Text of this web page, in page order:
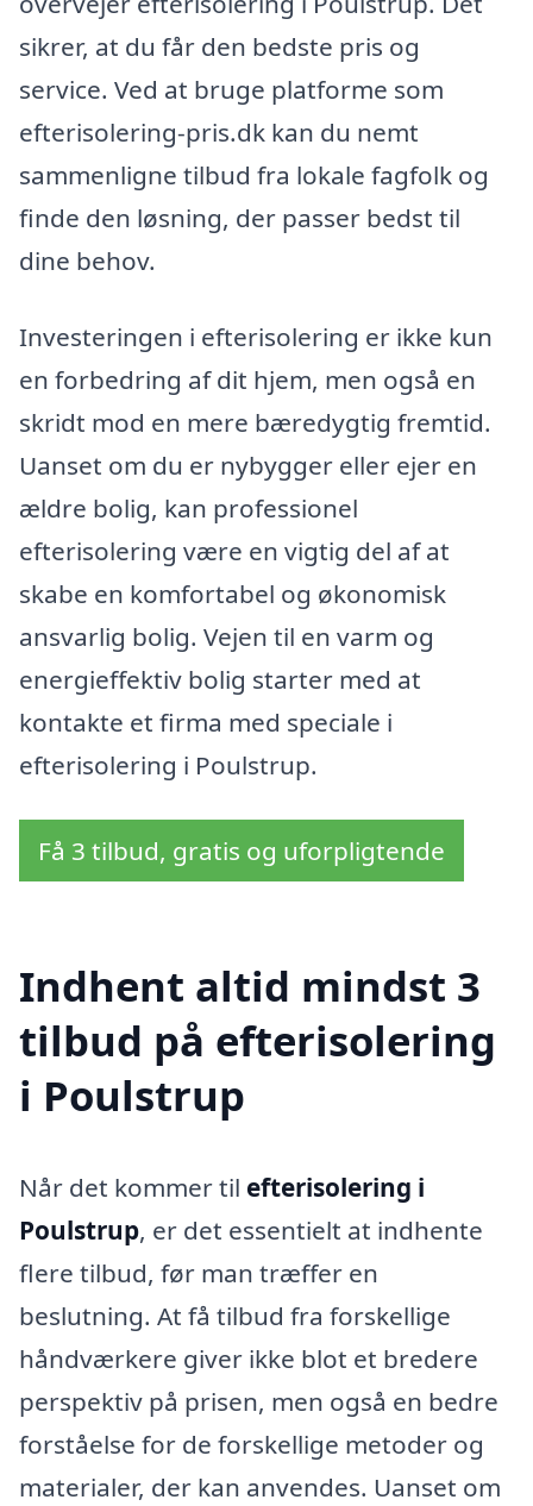
sikrer, at du får den bedste pris og
service. Ved at bruge platforme som
efterisolering-pris.dk kan du nemt
sammenligne tilbud fra lokale fagfolk og
finde den løsning, der passer bedst til
dine behov.
Investeringen i efterisolering er ikke kun
en forbedring af dit hjem, men også en
skridt mod en mere bæredygtig fremtid.
Uanset om du er nybygger eller ejer en
ældre bolig, kan professionel
efterisolering være en vigtig del af at
skabe en komfortabel og økonomisk
ansvarlig bolig. Vejen til en varm og
energieffektiv bolig starter med at
kontakte et firma med speciale i
efterisolering i Poulstrup.
Få 3 tilbud, gratis og uforpligtende
Indhent altid mindst 3
tilbud på efterisolering
i Poulstrup
Når det kommer til efterisolering i
Poulstrup, er det essentielt at indhente
flere tilbud, før man træffer en
beslutning. At få tilbud fra forskellige
håndværkere giver ikke blot et bredere
perspektiv på prisen, men også en bedre
forståelse for de forskellige metoder og
materialer, der kan anvendes. Uanset om